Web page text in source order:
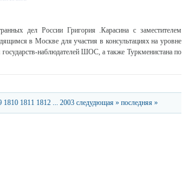
дел России Григория .Карасина с заместителем
в Москве для участия в консультациях на уровне
государств-наблюдателей ШОС, а также Туркменистана по
1810 1811 1812 ... 2003 следудющая » последняя »